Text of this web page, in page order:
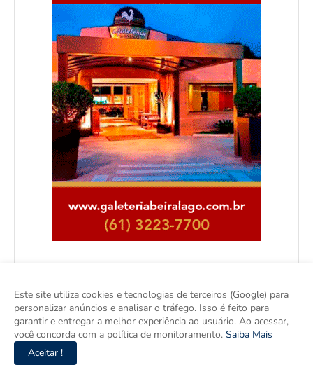
Este site utiliza cookies e tecnologias de terceiros (Google) para
personalizar anúncios e analisar o tráfego. Isso é feito para
garantir e entregar a melhor experiência ao usuário. Ao acessar,
você concorda com a política de monitoramento. Saiba Mais
Aceitar !